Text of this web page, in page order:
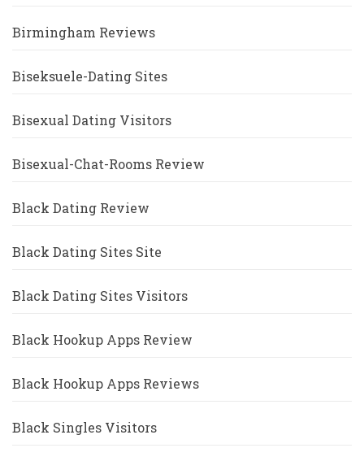
Birmingham Reviews
Biseksuele-Dating Sites
Bisexual Dating Visitors
Bisexual-Chat-Rooms Review
Black Dating Review
Black Dating Sites Site
Black Dating Sites Visitors
Black Hookup Apps Review
Black Hookup Apps Reviews
Black Singles Visitors